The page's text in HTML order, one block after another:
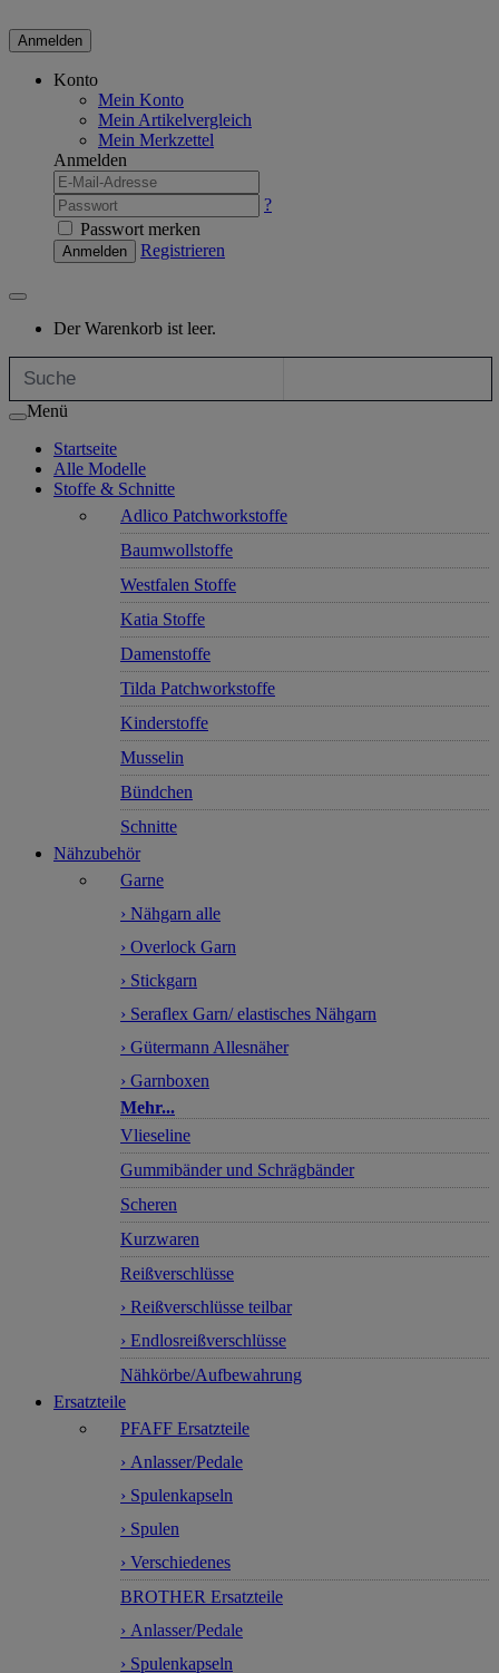
Anmelden
Konto
Mein Konto
Mein Artikelvergleich
Mein Merkzettel
Anmelden
?
Passwort merken
Anmelden Registrieren
Der Warenkorb ist leer.
Menü
Startseite
Alle Modelle
Stoffe & Schnitte
Adlico Patchworkstoffe
Baumwollstoffe
Westfalen Stoffe
Katia Stoffe
Damenstoffe
Tilda Patchworkstoffe
Kinderstoffe
Musselin
Bündchen
Schnitte
Nähzubehör
Garne
› Nähgarn alle
› Overlock Garn
› Stickgarn
› Seraflex Garn/ elastisches Nähgarn
› Gütermann Allesnäher
› Garnboxen
Mehr...
Vlieseline
Gummibänder und Schrägbänder
Scheren
Kurzwaren
Reißverschlüsse
› Reißverschlüsse teilbar
› Endlosreißverschlüsse
Nähkörbe/Aufbewahrung
Ersatzteile
PFAFF Ersatzteile
› Anlasser/Pedale
› Spulenkapseln
› Spulen
› Verschiedenes
BROTHER Ersatzteile
› Anlasser/Pedale
› Spulenkapseln